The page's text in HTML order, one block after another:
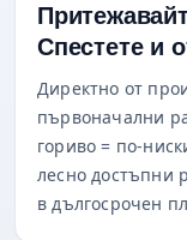
Спестете и
Директно от
първоначални
гориво = по-
лесно достъпни
в дългосрочен